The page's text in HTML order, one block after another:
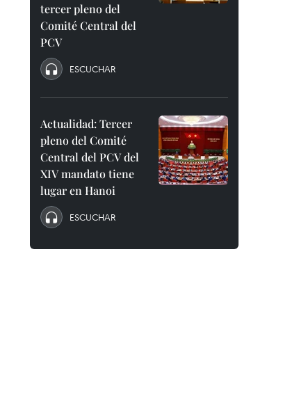
tercer pleno del
Comité Central del
PCV
ESCUCHAR
Actualidad: Tercer
pleno del Comité
Central del PCV del
XIV mandato tiene
lugar en Hanoi
ESCUCHAR